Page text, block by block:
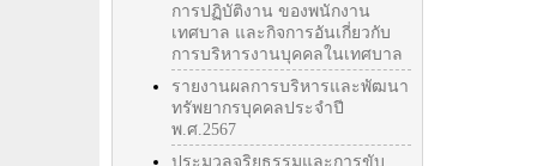
การปฏิบัติงาน ของพนักงาน
เทศบาล และกิจการอันเกี่ยวกับ
การบริหารงานบุคคลในเทศบาล
รายงานผลการบริหารและพัฒนา
ทรัพยากรบุคคลประจำปี
พ.ศ.2567
ประมวลจริยธรรมและการขับ